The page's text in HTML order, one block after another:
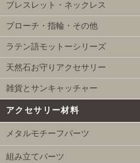
ブレスレット・ネックレス
ブローチ・指輪・その他
ラテン語モットーシリーズ
天然石お守りアクセサリー
雑貨とサンキャッチャー
アクセサリー材料
メタルモチーフパーツ
組み立てパーツ